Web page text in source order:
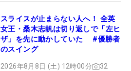
スライスが止まらない人へ！ 全英
女王・桑木志帆は切り返しで「左ヒ
ザ」を先に動かしていた #優勝者
のスイング
2026年8月8日 (土) 12時00分 32